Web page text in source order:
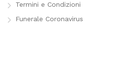
Termini e Condizioni
Funerale Coronavirus